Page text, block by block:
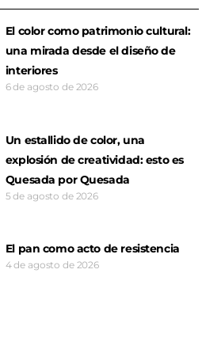
El color como patrimonio cultural:
una mirada desde el diseño de
interiores
6 de agosto de 2026
Un estallido de color, una
explosión de creatividad: esto es
Quesada por Quesada
5 de agosto de 2026
El pan como acto de resistencia
4 de agosto de 2026